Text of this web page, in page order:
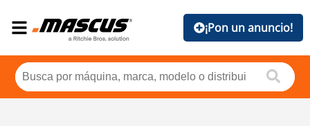
¡Pon un anuncio!